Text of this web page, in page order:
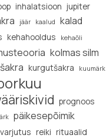
inhalatsioon jupiter
jäär kaalud kalad
kehahooldus kehaõli
kolmas silm
kurgutšakra kuumärk
prognoos
päikesepõimik
reiki rituaalid